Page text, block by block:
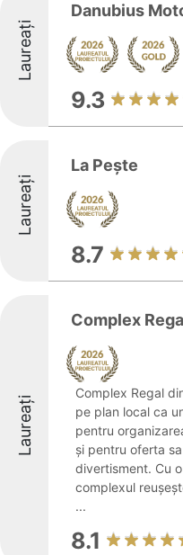
Laureați
Danubius
9.3
Laureați
La Pește
8.7
Laureați
Complex
Complex Regal
pe plan local ca
pentru
și pentru oferta
divertisment. Cu
complexul
...
8.1